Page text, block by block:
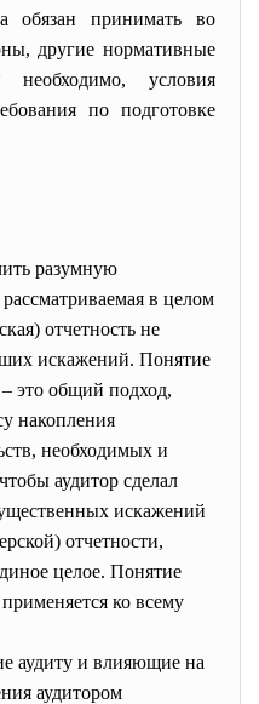
обязан принимать во
другие нормативные
условия
по подготовке
разумную
в целом
отчетность не
искажений. Понятие
это общий подход,
накопления
необходимых и
аудитор сделал
искажений
отчетности,
целое. Понятие
ко всему
аудиту и влияющие на
аудитором